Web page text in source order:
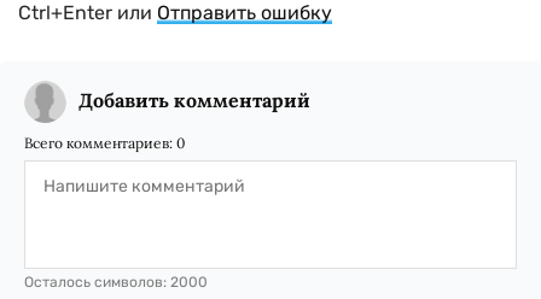
Ctrl+Enter или Отправить ошибку
Добавить комментарий
Всего комментариев: 0
Осталось символов: 2000